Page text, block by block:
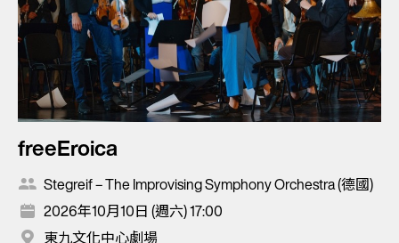
freeEroica
Stegreif – The Improvising Symphony Orchestra (德國)
2026年10月10日 (週六) 17:00
東九文化中心劇場